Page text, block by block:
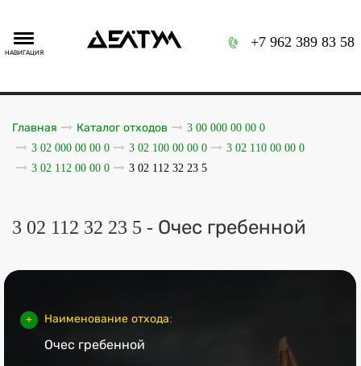
НАВИГАЦИЯ
+7 962 389 83 58
Главная Каталог отходов
3 00 000 00 00 0
3 02 000 00 00 0
3 02 100 00 00 0
3 02 110 00 00 0
3 02 112 00 00 0
3 02 112 32 23 5
3 02 112 32 23 5 - Очес гребенной
Наименование отхода:
Очес гребенной